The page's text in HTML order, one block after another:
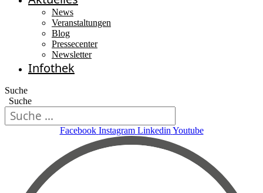
News
Veranstaltungen
Blog
Pressecenter
Newsletter
Infothek
Suche
Suche
Facebook Instagram Linkedin Youtube